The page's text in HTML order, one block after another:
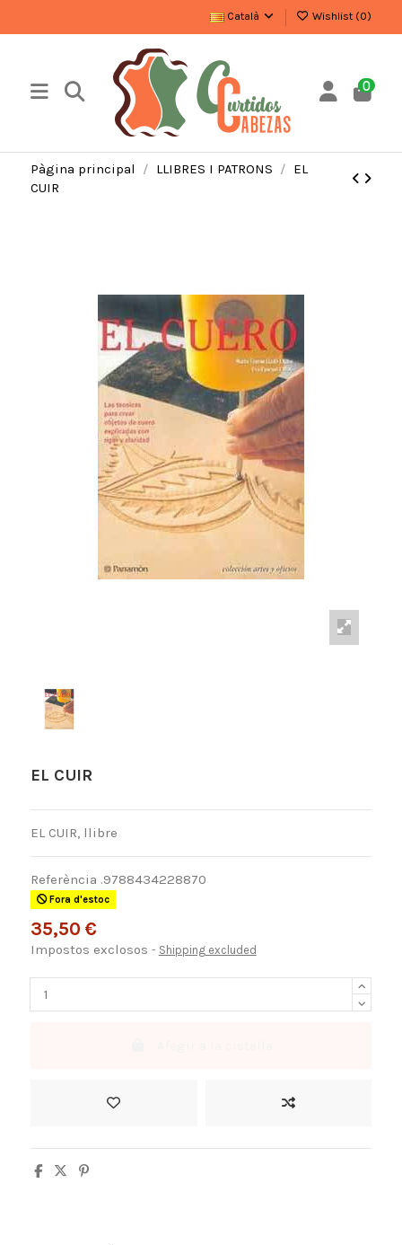
Català Wishlist (0)
0
Pàgina principal LLIBRES I PATRONS
EL
CUIR
EL CUIR
EL CUIR, llibre
Referència .9788434228870
Fora d'estoc
35,50 €
Impostos exclosos Shipping excluded